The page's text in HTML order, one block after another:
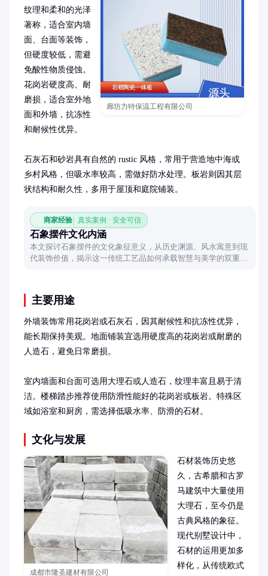
廊坊力特保温工程有限公司
纹理和柔和的光泽
著称，适合室内墙
面、台面等装饰，
但硬度较低，需避
免酸性物质侵蚀。
花岗岩硬度高、耐
磨损，适合室外地
面和外墙，抗冻性
和耐候性优异。
石灰石和砂岩具有自然的 rustic 风格，常用于营造地中海或
乡村风格，但吸水率较高，需做好防水处理。板岩则因其层
状结构和耐久性，多用于屋顶和庭院铺装。
商家经验 真实案例 · 安全可信
石象摆件文化内涵
本文探讨石象摆件的文化象征意义，从历史渊源、风水寓意到现
代装饰价值，揭示这一传统工艺品如何承载智慧与美学的双重表
主要用途
外墙装饰常用花岗岩或石灰石，因其耐候性和抗冻性优异，
能长期保持美观。地面铺装宜选用硬度高的花岗岩或耐磨的
人造石，避免日常磨损。
室内墙面和台面可选用大理石或人造石，纹理丰富且易于清
洁。楼梯踏步推荐使用防滑性能好的花岗岩或板岩。特殊区
域如浴室和厨房，需选择低吸水率、防滑的石材。
文化与发展
成都市隆圣建材有限公司
石材装饰历史悠
久，古希腊和古罗
马建筑中大量使用
大理石，至今仍是
古典风格的象征。
现代别墅设计中，
石材的运用更加多
样化，从传统欧式